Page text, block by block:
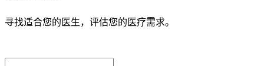
寻找适合您的医生，评估您的医疗需求。